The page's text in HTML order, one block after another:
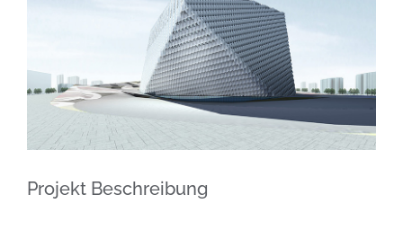
Projekt Beschreibung